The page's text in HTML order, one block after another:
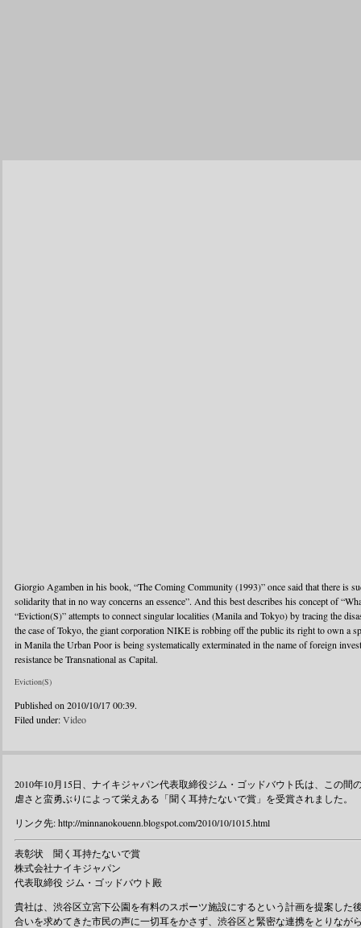
Giorgio Agamben in his book, “The Coming Community (1993)” once said that there is
solidarity that in no way concerns an essence”. And this best describes his concept of
“Eviction(S)” attempts to connect singular localities (Manila and Tokyo) by tracing the
the case of Tokyo, the giant corporation NIKE is robbing off the public its right to own a
in Manila the Urban Poor is being systematically exterminated in the name of foreign
resistance be Transnational as Capital.
Eviction(S)
Published on 2010/10/17 00:39.
Filed under:Video
2010年10月15日、ナイキジャパン代表取締役ジム・ゴッドバウト氏は、この間
虐さと蛮勇ぶりによって栄えある「聞く耳持たないで賞」を受賞されました。
リンク先: http://minnanokouenn.blogspot.com/2010/10/1015.html
表彰状 聞く耳持たないで賞
株式会社ナイキジャパン
代表取締役 ジム・ゴッドバウト殿
貴社は、渋谷区立宮下公園を有料のスポーツ施設にするという計画を提案した
合いを求めてきた市民の声に一切耳をかさず、渋谷区と緊密な連携をとりなが